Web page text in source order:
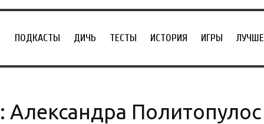
ПОДКАСТЫ ДИЧЬ ТЕСТЫ ИСТОРИЯ ИГРЫ
Александра Политопулос